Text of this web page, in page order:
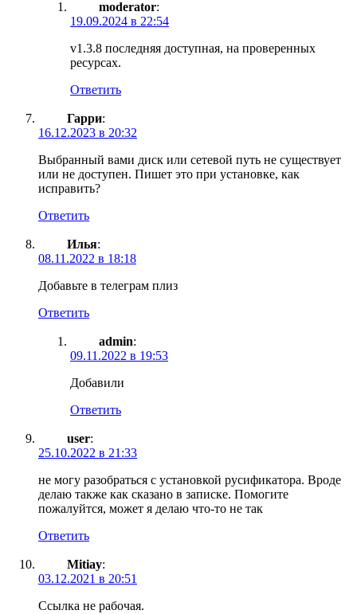
moderator:
19.09.2024 в 22:54
v1.3.8 последняя доступная, на проверенных
ресурсах.
Ответить
Гарри:
16.12.2023 в 20:32
Выбранный вами диск или сетевой путь не существует
или не доступен. Пишет это при установке, как
исправить?
Ответить
Илья:
08.11.2022 в 18:18
Добавьте в телеграм плиз
Ответить
admin:
09.11.2022 в 19:53
Добавили
Ответить
user:
25.10.2022 в 21:33
не могу разобраться с установкой русификатора. Вроде
делаю также как сказано в записке. Помогите
пожалуйтся, может я делаю что-то не так
Ответить
Mitiay:
03.12.2021 в 20:51
Ссылка не рабочая.